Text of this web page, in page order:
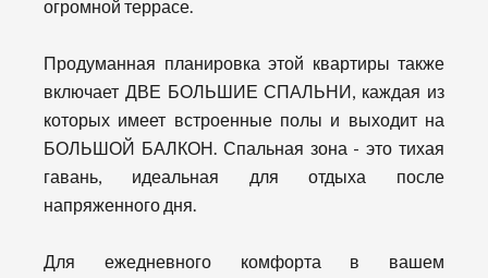
огромной террасе.
Продуманная планировка этой квартиры также
включает ДВЕ БОЛЬШИЕ СПАЛЬНИ, каждая из
которых имеет встроенные полы и выходит на
БОЛЬШОЙ БАЛКОН. Спальная зона - это тихая
гавань, идеальная для отдыха после
напряженного дня.
Для ежедневного комфорта в вашем